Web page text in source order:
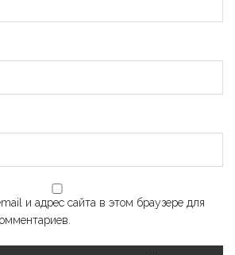
и адрес сайта в этом браузере для